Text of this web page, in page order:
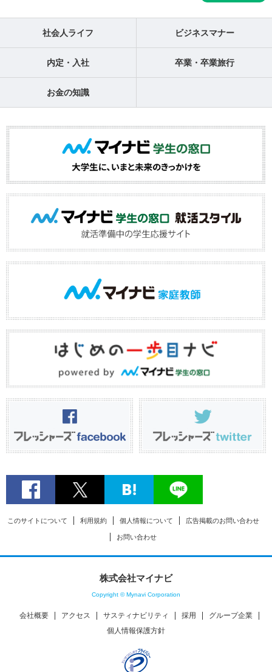
社会人ライフ ビジネスマナー
内定・入社 卒業・卒業旅行
お金の知識
このサイトについて 利用規約 個人情報について 広告掲載のお問い合わせ
お問い合わせ
株式会社マイナビ
Copyright © Mynavi Corporation
会社概要 アクセス サスティナビリティ 採用
グループ企業
個人情報保護方針